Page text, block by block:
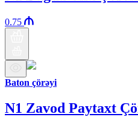
0.75
Baton çörəyi
N1 Zavod Paytaxt